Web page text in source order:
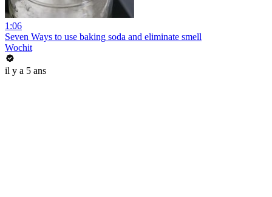
1:06
Seven Ways to use baking soda and eliminate smell
Wochit
il y a 5 ans